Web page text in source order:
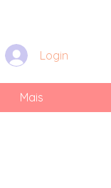
Login
Mais